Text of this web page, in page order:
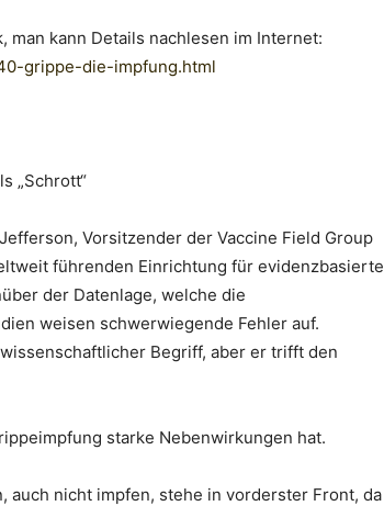
kann Details nachlesen im Internet:
grippe-die-impfung.html
„Schrott“
Vorsitzender der Vaccine Field Group
führenden Einrichtung für evidenzbasierte
der Datenlage, welche die
weisen schwerwiegende Fehler auf.
Begriff, aber er trifft den
starke Nebenwirkungen hat.
auch nicht impfen, stehe in vorderster Front, da